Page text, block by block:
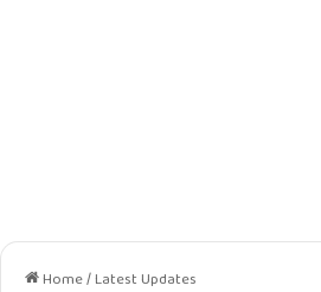
Home/Latest Updates